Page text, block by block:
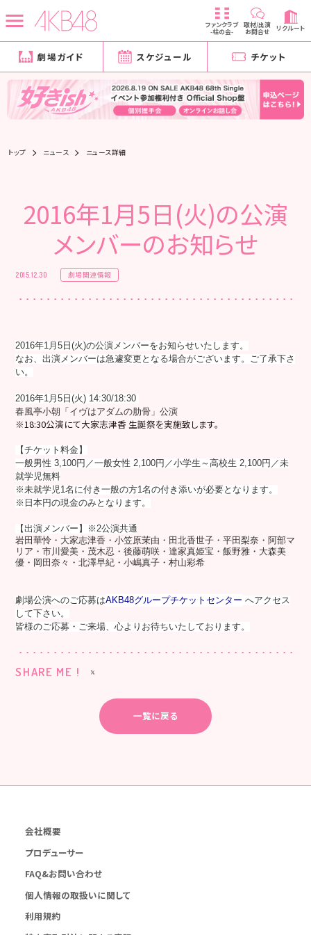
ファンクラブ
-柱の会-
取材/出演
お問合せ リクルート
劇場ガイド スケジュール チケット
トップ ニュース ニュース詳細
2016年1月5日(火)の公演
メンバーのお知らせ
2015.12.30 劇場関連情報
2016年1月5日(火)の公演メンバーをお知らせいたします。
なお、出演メンバーは急遽変更となる場合がございます。ご了承下さ
い。
2016年1月5日(火) 14:30/18:30
春風亭小朝「イヴはアダムの肋骨」公演
※18:30公演にて大家志津香 生誕祭を実施致します。
【チケット料金】
一般男性 3,100円／一般女性 2,100円／小学生～高校生 2,100円／未
就学児無料
※未就学児1名に付き一般の方1名の付き添いが必要となります。
※日本円の現金のみとなります。
【出演メンバー】※2公演共通
岩田華怜 ・大家志津香 ・小笠原茉由 ・田北香世子 ・平田梨奈 ・阿部マ
リア ・市川愛美 ・茂木忍 ・後藤萌咲 ・達家真姫宝 ・飯野雅 ・大森美
優 ・岡田奈々 ・北澤早紀 ・小嶋真子 ・村山彩希
劇場公演へのご応募はAKB48グループチケットセンター へアクセス
して下さい。
皆様のご応募・ご来場、心よりお待ちいたしております。
SHARE ME !
一覧に戻る
会社概要
プロデューサー
FAQ&お問い合わせ
個人情報の取扱いに関して
利用規約